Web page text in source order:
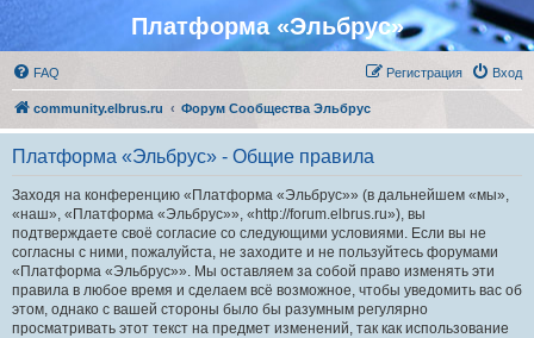
Платформа «Эльбрус»
FAQ Вход
Регистрация
community.elbrus.ru Форум Сообщества Эльбрус
Платформа «Эльбрус» - Общие правила
Заходя на конференцию «Платформа «Эльбрус»» (в дальнейшем «мы»,
«наш», «Платформа «Эльбрус»», «http://forum.elbrus.ru»), вы
подтверждаете своё согласие со следующими условиями. Если вы не
согласны с ними, пожалуйста, не заходите и не пользуйтесь форумами
«Платформа «Эльбрус»». Мы оставляем за собой право изменять эти
правила в любое время и сделаем всё возможное, чтобы уведомить вас об
этом, однако с вашей стороны было бы разумным регулярно
просматривать этот текст на предмет изменений, так как использование